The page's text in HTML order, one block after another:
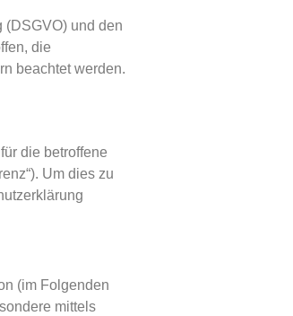
und den
die
beachtet werden.
die betroffene
Um dies zu
(im Folgenden
mittels